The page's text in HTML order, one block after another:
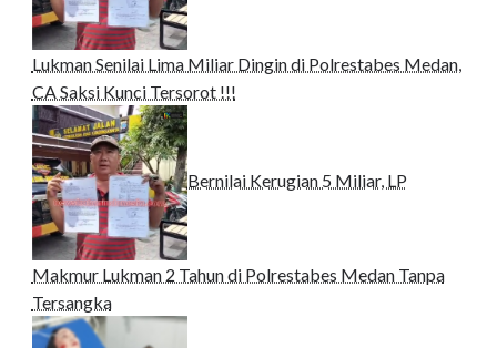
Lukman Senilai Lima Miliar Dingin di Polrestabes Medan,
CA Saksi Kunci Tersorot !!!
Bernilai Kerugian 5 Miliar, LP
Makmur Lukman 2 Tahun di Polrestabes Medan Tanpa
Tersangka